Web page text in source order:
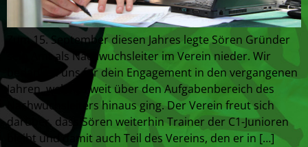
Zum 15. September diesen Jahres legte Sören Gründer
sein Amt als Nachwuchsleiter im Verein nieder. Wir
bedanken uns für dein Engagement in den vergangenen
Jahren, welches weit über den Aufgabenbereich des
Nachwuchsleiters hinaus ging. Der Verein freut sich
darüber, dass Sören weiterhin Trainer der C1-Junioren
bleibt und damit auch Teil des Vereins, den er in […]